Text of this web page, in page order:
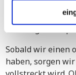
Multi- Track
Sobald wir einen
haben, sorgen